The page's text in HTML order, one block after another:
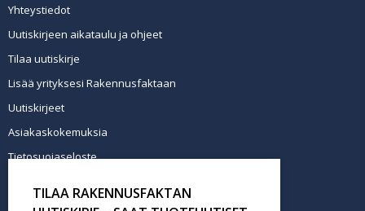
Yhteystiedot
Uutiskirjeen aikataulu ja ohjeet
Tilaa uutiskirje
Lisää yrityksesi Rakennusfaktaan
Uutiskirjeet
Asiakaskokemuksia
Tietosuojaseloste
Tilaa uutiskirje
TILAA RAKENNUSFAKTAN